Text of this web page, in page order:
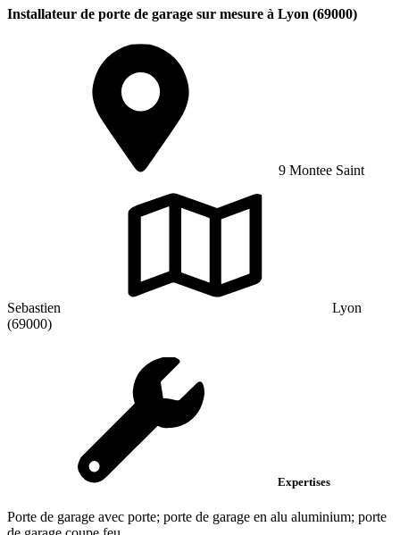
Installateur de porte de garage sur mesure à Lyon (69000)
9 Montee Saint
Sebastien
Lyon
(69000)
Expertises
Porte de garage avec porte; porte de garage en alu aluminium; porte